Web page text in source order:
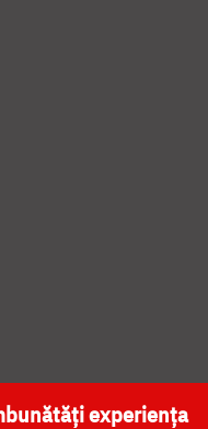
NAȚIONALĂ
experiența